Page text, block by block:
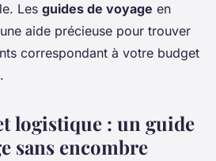
Les guides de voyage en
aide précieuse pour trouver
correspondant à votre budget
logistique : un guide
sans encombre